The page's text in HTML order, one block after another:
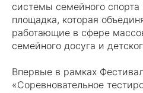
системы семейного
площадка, которая
работающие в сфере
семейного досуга и
Впервые в рамках
«Соревновательное